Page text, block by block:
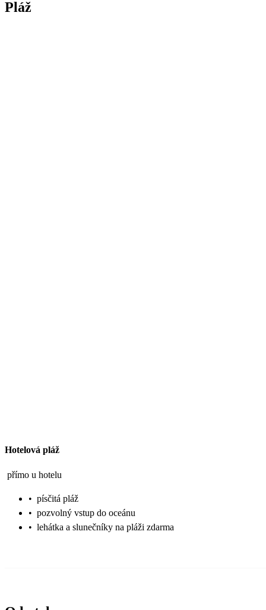
Pláž
Hotelová pláž
přímo u hotelu
• písčitá pláž
• pozvolný vstup do oceánu
• lehátka a slunečníky na pláži zdarma